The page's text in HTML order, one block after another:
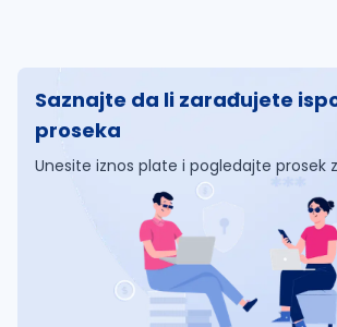
Saznajte da li zarađujete
proseka
Unesite iznos plate i pogledajte prosek